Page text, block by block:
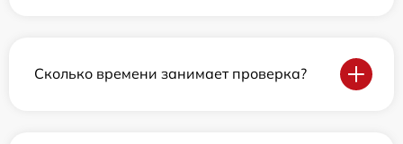
Сколько времени занимает проверка?